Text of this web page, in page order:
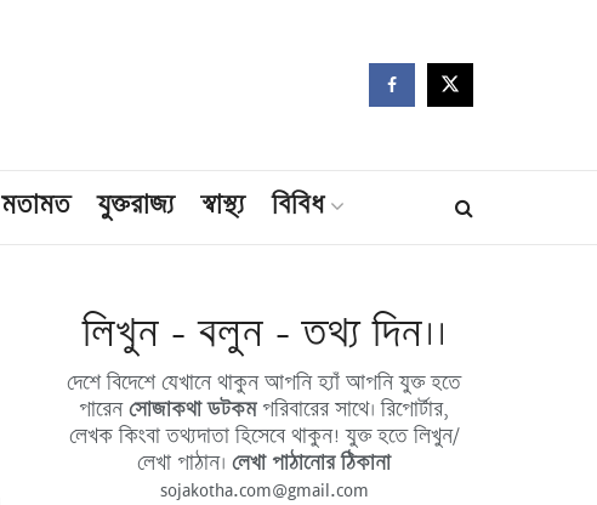
মতামত যুক্তরাজ্য স্বাস্থ্য বিবিধ
লিখুন - বলুন - তথ্য দিন।।
দেশে বিদেশে যেখানে থাকুন আপনি হ্যাঁ আপনি যুক্ত হতে
পারেনসোজাকথা ডটকমপরিবারের সাথে। রিপোর্টার,
লেখক কিংবা তথ্যদাতা হিসেবে থাকুন! যুক্ত হতে লিখুন/
লেখা পাঠান। লেখা পাঠানোর ঠিকানা
sojakotha.com@gmail.com